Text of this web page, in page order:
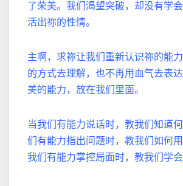
了荣美。我们渴望突破，却没有学
活出祢的性情。
主啊，求祢让我们重新认识祢的能
的方式去理解，也不再用血气去表
美的能力，放在我们里面。
当我们有能力说话时，教我们知道
们有能力指出问题时，教我们如何
我们有能力掌控局面时，教我们学会